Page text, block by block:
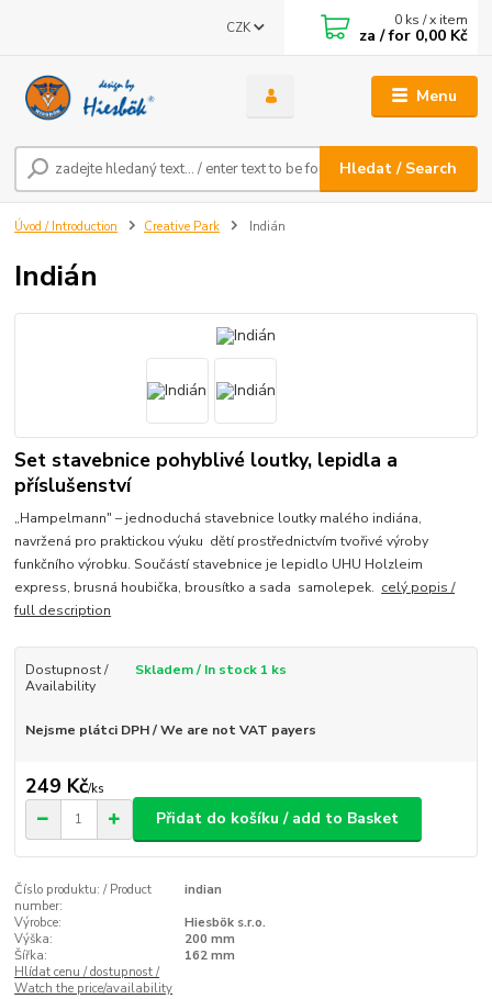
Menu
CZK
Hledat / Search
0 ks / x item
za / for 0,00 Kč
Úvod / Introduction Creative Park Indián
Indián
Set stavebnice pohyblivé loutky, lepidla a
příslušenství
„Hampelmann" – jednoduchá stavebnice loutky malého indiána,
navržená pro praktickou výuku dětí prostřednictvím tvořivé výroby
funkčního výrobku. Součástí stavebnice je lepidlo UHU Holzleim
express, brusná houbička, brousítko a sada samolepek. celý popis /
full description
Dostupnost /
Availability
Skladem / In stock 1 ks
Nejsme plátci DPH / We are not VAT payers
249 Kč/ks
Přidat do košíku / add to Basket
Číslo produktu: / Product
number:
indian
Výrobce:
Hiesbök s.r.o.
Výška:
200 mm
Šířka:
162 mm
Hlídat cenu / dostupnost /
Watch the price/availability